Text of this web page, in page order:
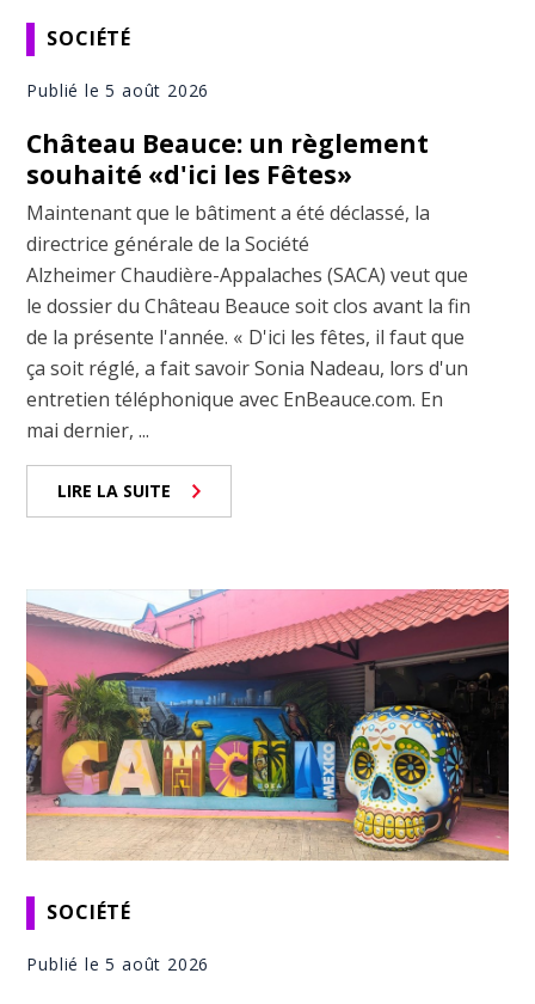
SOCIÉTÉ
Publié le 5 août 2026
Château Beauce: un règlement
souhaité «d'ici les Fêtes»
Maintenant que le bâtiment a été déclassé, la
directrice générale de la Société
Alzheimer Chaudière-Appalaches (SACA) veut que
le dossier du Château Beauce soit clos avant la fin
de la présente l'année. « D'ici les fêtes, il faut que
ça soit réglé, a fait savoir Sonia Nadeau, lors d'un
entretien téléphonique avec EnBeauce.com. En
mai dernier, ...
LIRE LA SUITE
SOCIÉTÉ
Publié le 5 août 2026